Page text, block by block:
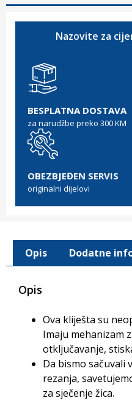
Nazovite za
BESPLATNA DOSTAVA
za narudžbe preko 300 KM
OBEZBJEĐEN SERVIS
originalni dijelovi
Opis Dodatne
Opis
Ova kliješta su
Imaju mehanizam
otključavanje,
Da bismo sačuvali
rezanja,
za sječenje žica.